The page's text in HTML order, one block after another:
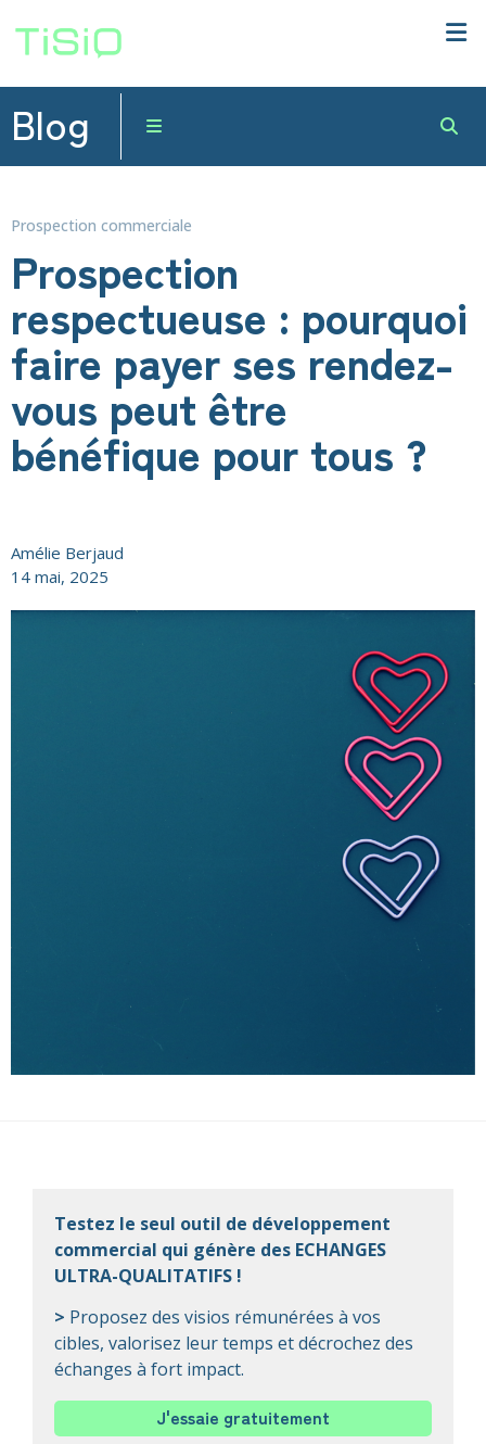
Blog
Prospection commerciale
Prospection
respectueuse : pourquoi
faire payer ses rendez-
vous peut être
bénéfique pour tous ?
Amélie Berjaud
14 mai, 2025
Testez le seul outil de développement
commercial qui génère des ECHANGES
ULTRA-QUALITATIFS !
> Proposez des visios rémunérées à vos
cibles, valorisez leur temps et décrochez des
échanges à fort impact.
J'essaie gratuitement